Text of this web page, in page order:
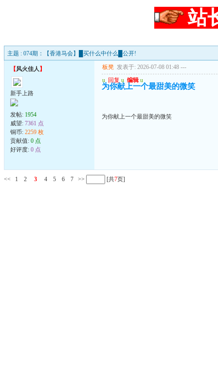
站
主题 : 074期：【香港马会】█买什么中什么█公开!
【风火佳人 】
新手上路
发帖: 1954
威望: 7361 点
铜币: 2259 枚
贡献值: 0 点
好评度: 0 点
板凳 发表于: 2026-07-08 01:48 ---
u 回复 u 编辑 u
为你献上一个最甜美的微笑
为你献上一个最甜美的微笑
<< 1 2 3 4 5 6 7 >> [共7页]